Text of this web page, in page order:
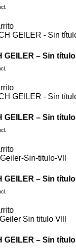
GEILER – Sin título
GEILER – Sin título
GEILER – Sin título
GEILER – Sin título